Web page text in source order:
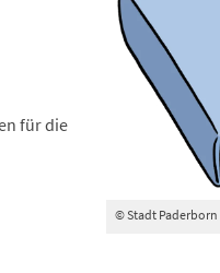
© Stadt Paderborn
für die